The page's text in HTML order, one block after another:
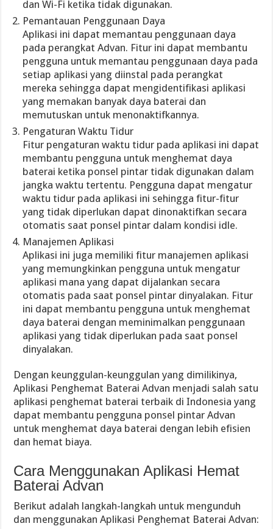
dan Wi-Fi ketika tidak digunakan.
Pemantauan Penggunaan Daya
Aplikasi ini dapat memantau penggunaan daya
pada perangkat Advan. Fitur ini dapat membantu
pengguna untuk memantau penggunaan daya pada
setiap aplikasi yang diinstal pada perangkat
mereka sehingga dapat mengidentifikasi aplikasi
yang memakan banyak daya baterai dan
memutuskan untuk menonaktifkannya.
Pengaturan Waktu Tidur
Fitur pengaturan waktu tidur pada aplikasi ini dapat
membantu pengguna untuk menghemat daya
baterai ketika ponsel pintar tidak digunakan dalam
jangka waktu tertentu. Pengguna dapat mengatur
waktu tidur pada aplikasi ini sehingga fitur-fitur
yang tidak diperlukan dapat dinonaktifkan secara
otomatis saat ponsel pintar dalam kondisi idle.
Manajemen Aplikasi
Aplikasi ini juga memiliki fitur manajemen aplikasi
yang memungkinkan pengguna untuk mengatur
aplikasi mana yang dapat dijalankan secara
otomatis pada saat ponsel pintar dinyalakan. Fitur
ini dapat membantu pengguna untuk menghemat
daya baterai dengan meminimalkan penggunaan
aplikasi yang tidak diperlukan pada saat ponsel
dinyalakan.
Dengan keunggulan-keunggulan yang dimilikinya,
Aplikasi Penghemat Baterai Advan menjadi salah satu
aplikasi penghemat baterai terbaik di Indonesia yang
dapat membantu pengguna ponsel pintar Advan
untuk menghemat daya baterai dengan lebih efisien
dan hemat biaya.
Cara Menggunakan Aplikasi Hemat
Baterai Advan
Berikut adalah langkah-langkah untuk mengunduh
dan menggunakan Aplikasi Penghemat Baterai Advan: